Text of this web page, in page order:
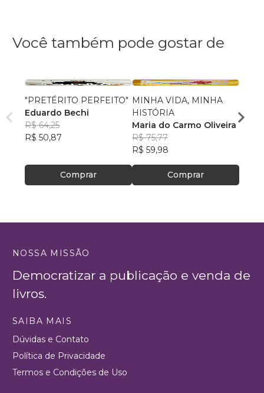
Você também pode gostar de
"PRETÉRITO PERFEITO"
Eduardo Bechi
R$ 64,25
R$ 50,87
Comprar
MINHA VIDA, MINHA
HISTÓRIA
Maria do Carmo Oliveira
R$ 75,77
R$ 59,98
Comprar
R$
NOSSA MISSÃO
Democratizar a publicação e venda de
livros.
SAIBA MAIS
Dúvidas e Contato
Política de Privacidade
Termos e Condições de Uso